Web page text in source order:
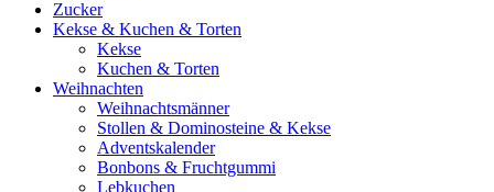
Zucker
Kekse & Kuchen & Torten
Kekse
Kuchen & Torten
Weihnachten
Weihnachtsmänner
Stollen & Dominosteine & Kekse
Adventskalender
Bonbons & Fruchtgummi
Lebkuchen